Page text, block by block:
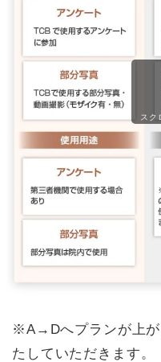
スク
※A→Dへプランが上が
たしていただきます。